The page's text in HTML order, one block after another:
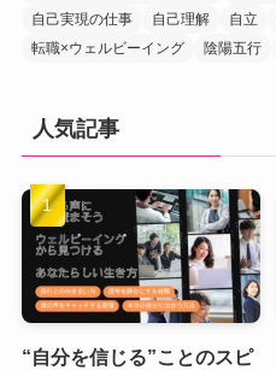
自己実現の仕事
自己理解 自立
転職×ウェルビーイング
陰陽五行
人気記事
“自分を信じる”ことのスピ